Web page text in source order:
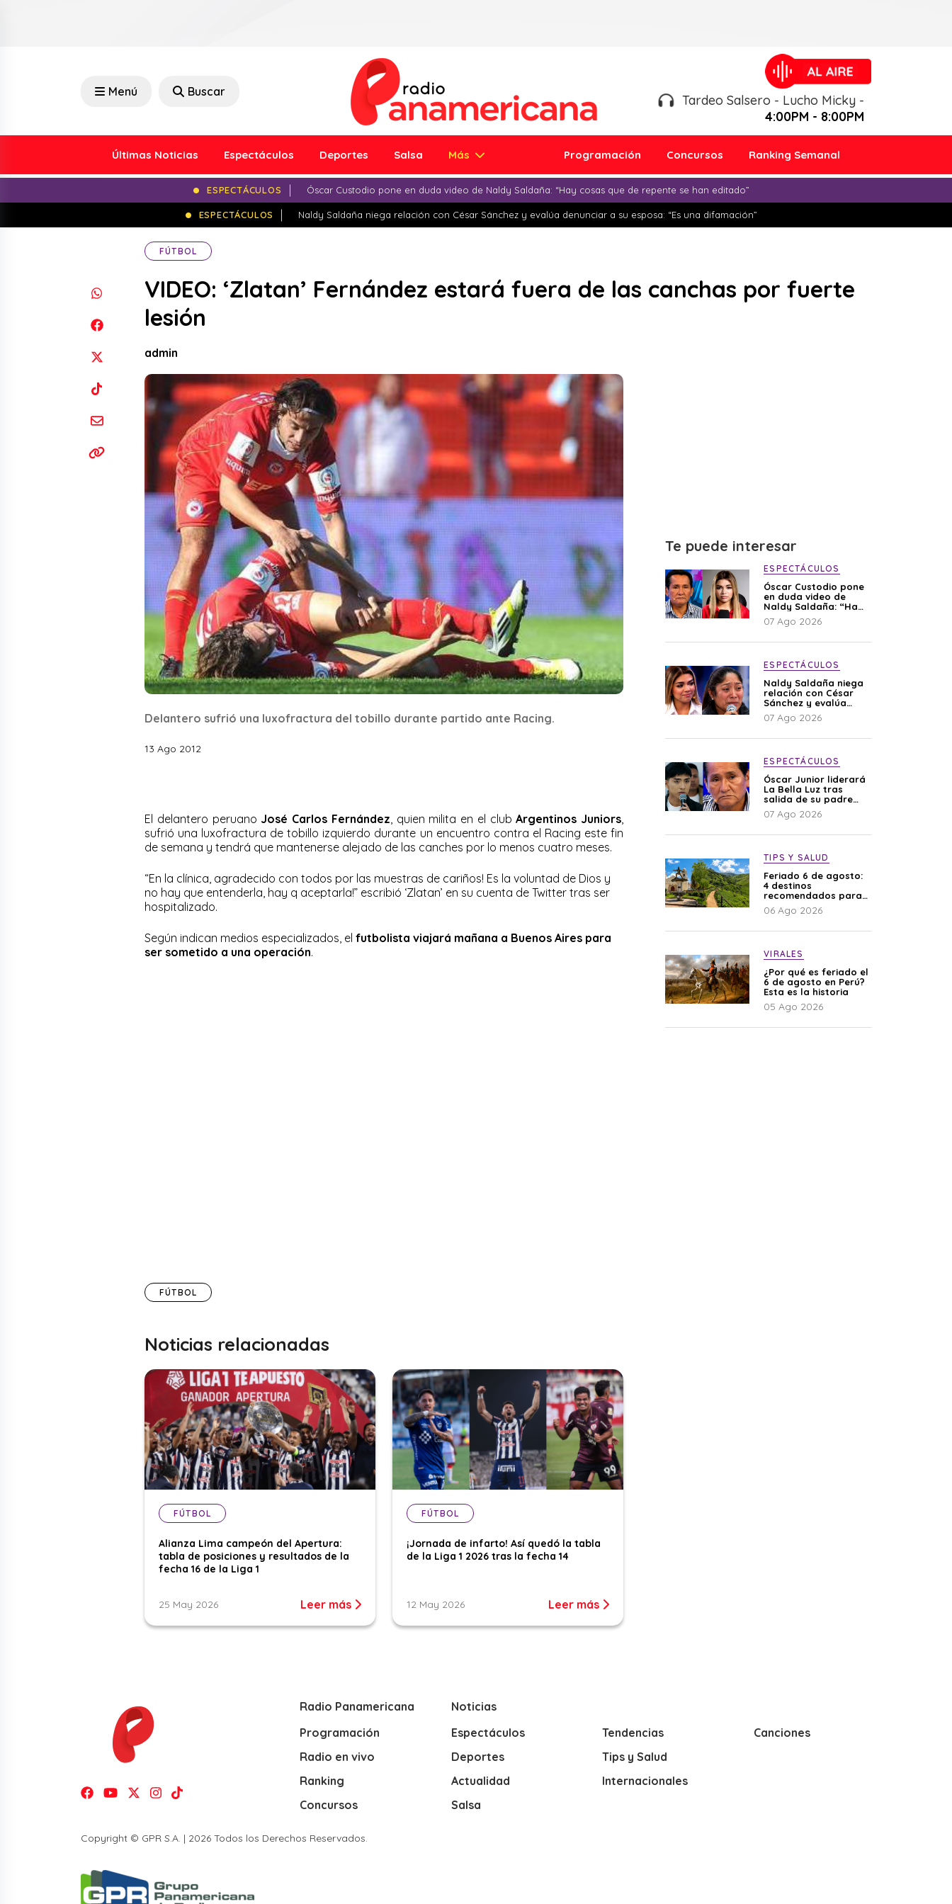
Menú Buscar
Tardeo Salsero - Lucho Micky -
4:00PM - 8:00PM
Últimas Noticias Espectáculos Deportes Salsa Más Programación Concursos Ranking Semanal
ESPECTÁCULOS Óscar Custodio pone en duda video de Naldy Saldaña: “Hay cosas que de repente se han editado”
ESPECTÁCULOS Naldy Saldaña niega relación con César Sánchez y evalúa denunciar a su esposa: “Es una difamación”
FÚTBOL
VIDEO: ‘Zlatan’ Fernández estará fuera de las canchas por fuerte
lesión
admin
Delantero sufrió una luxofractura del tobillo durante partido ante Racing.
13 Ago 2012
El delantero peruano José Carlos Fernández , quien milita en el clubArgentinos Juniors
sufrió una luxofractura de tobillo izquierdo durante un encuentro contra el Racing este fin
de semana y tendrá que mantenerse alejado de las canches por lo menos cuatro meses.
“En la clínica, agradecido con todos por las muestras de cariños! Es la voluntad de Dios y
no hay que entenderla, hay q aceptarla!” escribió ‘Zlatan’ en su cuenta de Twitter tras ser
hospitalizado.
Según indican medios especializados, el futbolista viajará mañana a Buenos Aires para
ser sometido a una operación.
FÚTBOL
Noticias relacionadas
FÚTBOL
Alianza Lima campeón del Apertura:
tabla de posiciones y resultados de la
fecha 16 de la Liga 1
25 May 2026 Leer más
FÚTBOL
¡Jornada de infarto! Así quedó la tabla
de la Liga 1 2026 tras la fecha 14
12 May 2026 Leer más
Te puede interesar
ESPECTÁCULOS
Óscar Custodio pone
en duda video de
Naldy Saldaña: “Hay
cosas que de repente
se han editado”
07 Ago 2026
ESPECTÁCULOS
Naldy Saldaña niega
relación con César
Sánchez y evalúa
denunciar a su
esposa: “Es una
07 Ago 2026
ESPECTÁCULOS
Óscar Junior liderará
La Bella Luz tras
salida de su padre
por polémica con
Naldy Saldaña
07 Ago 2026
TIPS Y SALUD
Feriado 6 de agosto:
4 destinos
recomendados para
disfrutar el descanso
06 Ago 2026
VIRALES
¿Por qué es feriado el
6 de agosto en Perú?
Esta es la historia
05 Ago 2026
Radio Panamericana
Programación
Radio en vivo
Ranking
Concursos
Noticias
Espectáculos
Deportes
Actualidad
Salsa
Tendencias
Tips y Salud
Internacionales
Canciones
Copyright © GPR S.A. | 2026 Todos los Derechos Reservados.